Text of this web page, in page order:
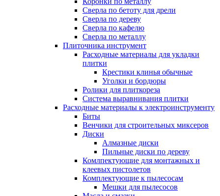
Сверла по бетоту для дрели
Сверла по дереву
Сверла по кафелю
Сверла по металлу
Плиточника инструмент
Расходные материалы для укладки
плитки
Крестики клинья обычные
Уголки и бордюры
Ролики для плиткореза
Система выравнивания плитки
Расходные материалы к электроинструменту
Биты
Венчики для строительных миксеров
Диски
Алмазные диски
Пильные диски по дереву
Комлпектующие для монтажных и
клеевых пистолетов
Комплектующие к пылесосам
Мешки для пылесосов